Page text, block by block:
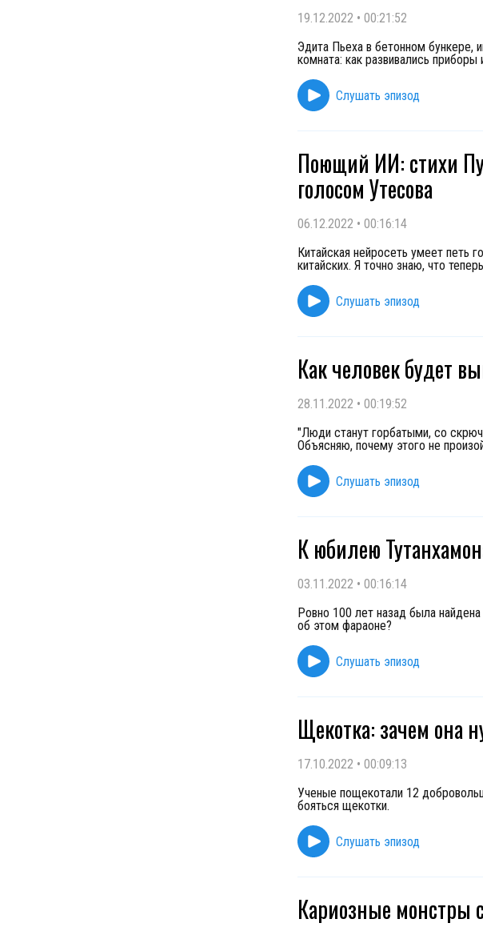
19.12.2022 • 00:21:52
Эдита Пьеха в бетонном бункере,
комната: как развивались
Слушать эпизод
Поющий ИИ: стихи
голосом Утесова
06.12.2022 • 00:16:14
Китайская нейросеть умеет петь
китайских. Я точно знаю, что
Слушать эпизод
Как человек будет
28.11.2022 • 00:19:52
"Люди станут горбатыми, со
Объясняю, почему этого не
Слушать эпизод
К юбилею
03.11.2022 • 00:16:14
Ровно 100 лет назад была
об этом фараоне?
Слушать эпизод
Щекотка: зачем она
17.10.2022 • 00:09:13
Ученые пощекотали 12
бояться щекотки.
Слушать эпизод
Кариозные монстры